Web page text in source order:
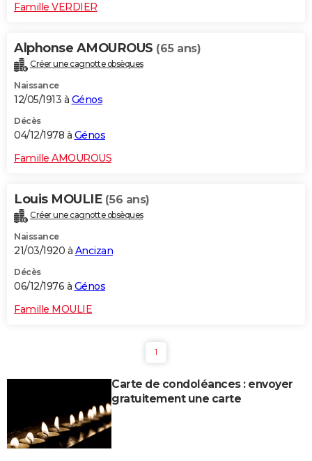
Famille VERDIER
Alphonse AMOUROUS (65 ans)
Créer une cagnotte obsèques
Naissance
12/05/1913 à Génos
Décès
04/12/1978 à Génos
Famille AMOUROUS
Louis MOULIE (56 ans)
Créer une cagnotte obsèques
Naissance
21/03/1920 à Ancizan
Décès
06/12/1976 à Génos
Famille MOULIE
1
Carte de condoléances : envoyer
gratuitement une carte